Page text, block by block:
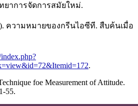
ยาการจัดการสมัยใหม่.
ความหมายของกรีนไอซีที. สืบค้นเมื่อ
.
foe Measurement of Attitude.
55.